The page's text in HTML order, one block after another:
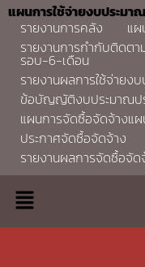
แผนการใช้จ่ายงบประมา
รายงานการคลัง
แ
รายงานการกำกับติดต
รอบ-6-เดือน
รายงานผลการใช้จ่ายง
ข้อบัญญัติงบประมาณป
แผนการจัดซื้อจัดจ้างแ
ประกาศจัดซื้อจัดจ้าง
รายงานผลการจัดซื้อจัด